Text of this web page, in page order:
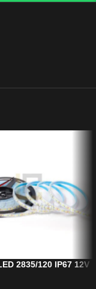
2835/120 IP67 12V